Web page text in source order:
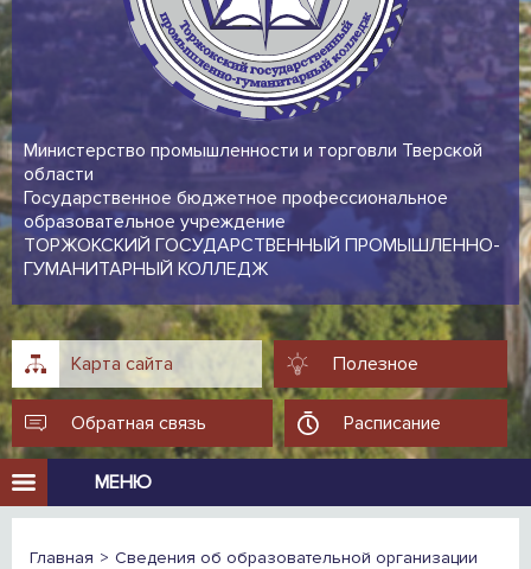
Министерство промышленности и торговли Тверской
области
Государственное бюджетное профессиональное
образовательное учреждение
ТОРЖОКСКИЙ ГОСУДАРСТВЕННЫЙ ПРОМЫШЛЕННО-
ГУМАНИТАРНЫЙ КОЛЛЕДЖ
Карта сайта Полезное
Обратная связь Расписание
МЕНЮ
Главная
Сведения об образовательной организации